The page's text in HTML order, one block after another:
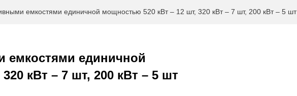
емкостями единичной мощностью 520 кВт – 12 шт, 320 кВт – 7 шт, 200 кВт – 5 шт
емкостями единичной
кВт – 7 шт, 200 кВт – 5 шт